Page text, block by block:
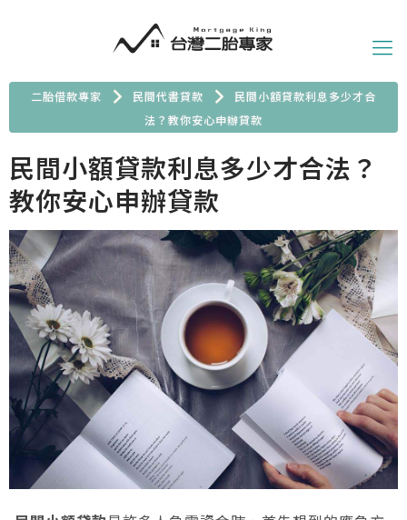
二胎借款專家 民間代書貸款
民間小額貸款利息多少才合
法？教你安心申辦貸款
民間小額貸款利息多少才合法？
教你安心申辦貸款